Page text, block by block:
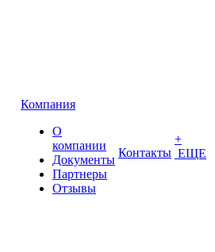
Компания
О
компании
Документы
Партнеры
Отзывы
Контакты
+
ЕЩЕ